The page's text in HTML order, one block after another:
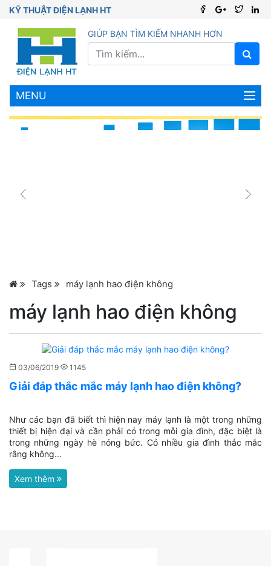
KỸ THUẬT ĐIỆN LẠNH HT
GIÚP BẠN TÌM KIẾM NHANH HƠN
MENU
Tags máy lạnh hao điện không
máy lạnh hao điện không
03/06/2019 1145
Giải đáp thắc mắc máy lạnh hao điện không?
Như các bạn đã biết thì hiện nay máy lạnh là một trong những
thiết bị hiện đại và cần phải có trong mỗi gia đình, đặc biệt là
trong những ngày hè nóng bức. Có nhiều gia đình thắc mắc
rằng không...
Xem thêm